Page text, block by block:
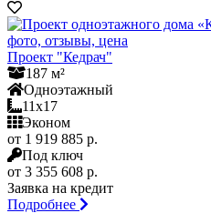
Проект "Кедрач"
187 м²
Одноэтажный
11x17
Эконом
от 1 919 885 р.
Под ключ
от 3 355 608 р.
Заявка на кредит
Подробнее